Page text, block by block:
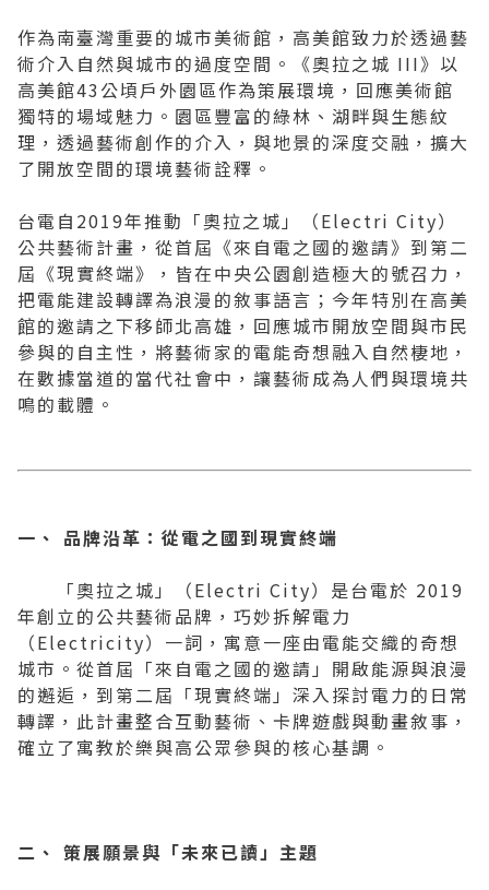
作為南臺灣重要的城市美術館，高美館致力於透過藝
術介入自然與城市的過度空間。《奧拉之城 III》以
高美館43公頃戶外園區作為策展環境，回應美術館
獨特的場域魅力。園區豐富的綠林、湖畔與生態紋
理，透過藝術創作的介入，與地景的深度交融，擴大
了開放空間的環境藝術詮釋。
台電自2019年推動「奧拉之城」（Electri City）
公共藝術計畫，從首屆《來自電之國的邀請》到第二
屆《現實終端》，皆在中央公園創造極大的號召力，
把電能建設轉譯為浪漫的敘事語言；今年特別在高美
館的邀請之下移師北高雄，回應城市開放空間與市民
參與的自主性，將藝術家的電能奇想融入自然棲地，
在數據當道的當代社會中，讓藝術成為人們與環境共
鳴的載體。
一、 品牌沿革：從電之國到現實終端
「奧拉之城」（Electri City）是台電於 2019
年創立的公共藝術品牌，巧妙拆解電力
（Electricity）一詞，寓意一座由電能交織的奇想
城市。從首屆「來自電之國的邀請」開啟能源與浪漫
的邂逅，到第二屆「現實終端」深入探討電力的日常
轉譯，此計畫整合互動藝術、卡牌遊戲與動畫敘事，
確立了寓教於樂與高公眾參與的核心基調。
二、 策展願景與「未來已讀」主題